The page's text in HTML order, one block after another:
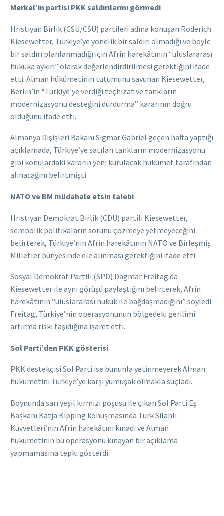
Merkel’in partisi PKK saldırılarını görmedi
Hristiyan Birlik (CSU/CSU) partileri adına konuşan Roderich
Kiesewetter, Türkiye’ye yönelik bir saldırı olmadığı ve böyle
bir saldırı planlanmadığı için Afrin harekâtının “uluslararası
hukuka aykırı” olarak değerlendirdirilmesi gerektiğini ifade
etti. Alman hükümetinin tutumunu savunan Kiesewetter,
Berlin’in “Türkiye’ye verdiği teçhizat ve tankların
modernizasyonu desteğini durdurma” kararının doğru
olduğunu ifade etti.
Almanya Dışişleri Bakanı Sigmar Gabriel geçen hafta yaptığı
açıklamada, Türkiye’ye satılan tankların modernizasyonu
gibi konulardaki kararın yeni kurulacak hükümet tarafından
alınacağını belirtmişti.
NATO ve BM müdahale etsin talebi
Hristiyan Demokrat Birlik (CDU) partili Kiesewetter,
sembolik politikaların sorunu çözmeye yetmeyeceğini
belirterek, Türkiye’nin Afrin harekâtının NATO ve Birleşmiş
Milletler bünyesinde ele alınması gerektiğini ifade etti.
Sosyal Demokrat Partili (SPD) Dagmar Freitag da
Kiesewetter ile aynı görüşü paylaştığını belirterek, Afrin
harekâtının “uluslararası hukuk ile bağdaşmadığını” söyledi.
Freitag, Türkiye’nin operasyonunun bölgedeki gerilimi
artırma riski taşıdığına işaret etti.
Sol Parti’den PKK gösterisi
PKK destekçisi Sol Parti ise bununla yetinmeyerek Alman
hükümetini Türkiye’ye karşı yumuşak olmakla suçladı.
Boynunda sarı yeşil kırmızı poşusu ile çıkan Sol Parti Eş
Başkanı Katja Kipping konuşmasında Türk Silahlı
Kuvvetleri’nin Afrin harekâtını kınadı ve Alman
hükümetinin bu operasyonu kınayan bir açıklama
yapmamasına tepki gösterdi.